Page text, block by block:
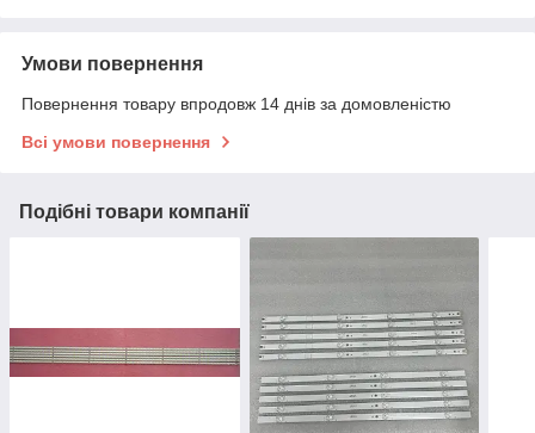
Умови повернення
Повернення товару впродовж 14 днів за домовленістю
Всі умови повернення
Подібні товари компанії